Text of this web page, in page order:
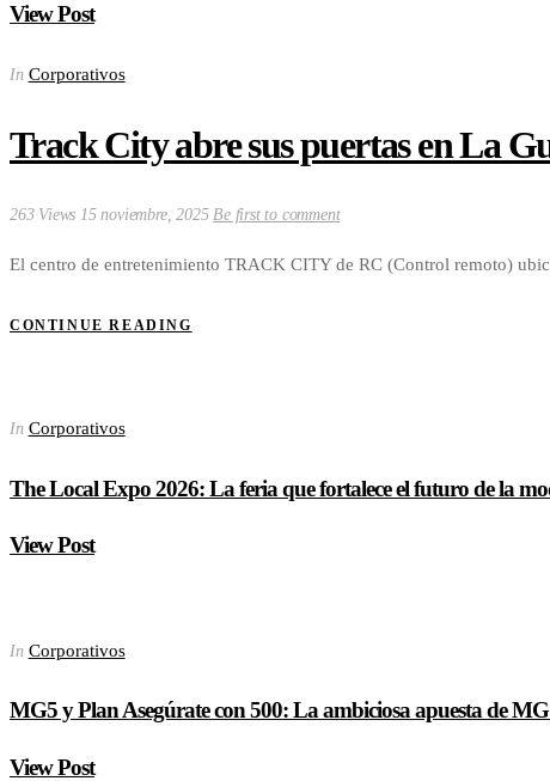
View Post
In Corporativos
Track City abre sus puertas en La
263 Views 15 noviembre, 2025 Be first to comment
El centro de entretenimiento TRACK CITY de RC (Control remoto)
CONTINUE READING
In Corporativos
The Local Expo 2026: La feria que fortalece el futuro de la
View Post
In Corporativos
MG5 y Plan Asegúrate con 500: La ambiciosa apuesta de
View Post